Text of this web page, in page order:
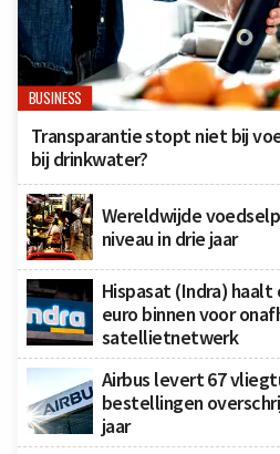
BUSINESS
Transparantie stopt niet bij
bij drinkwater?
Wereldwijde
niveau in drie jaar
Hispasat (Indra)
euro binnen voor
satellietnetwerk
Airbus levert 67
bestellingen
jaar